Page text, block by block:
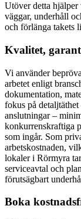
Utöver detta
väggar, underhåll
och förlänga takets
Kvalitet,
Vi använder
arbetet enligt
dokumentation,
fokus på
anslutningar –
konkurrenskraftiga
som ingår. Som
arbetskostnaden,
lokaler i Rörmyra
serviceavtal och
förutsägbart
Boka